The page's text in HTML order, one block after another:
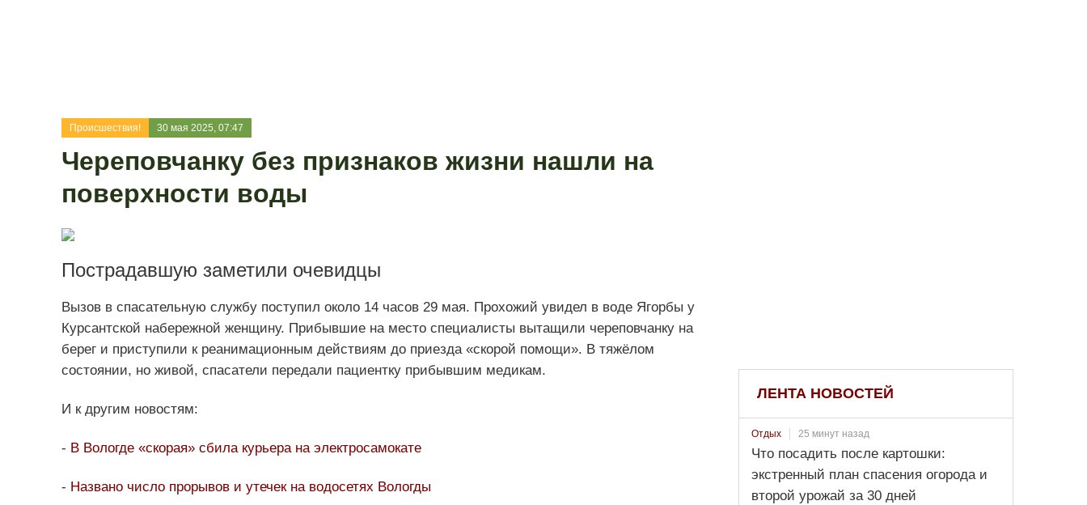
Происшествия! 30 мая 2025, 07:47
Череповчанку без признаков жизни нашли на
поверхности воды
Пострадавшую заметили очевидцы
Вызов в спасательную службу поступил около 14 часов 29 мая. Прохожий увидел в воде Ягорбы у
Курсантской набережной женщину. Прибывшие на место специалисты вытащили череповчанку на
берег и приступили к реанимационным действиям до приезда «скорой помощи». В тяжёлом
состоянии, но живой, спасатели передали пациентку прибывшим медикам.
И к другим новостям:
- В Вологде «скорая» сбила курьера на электросамокате
- Названо число прорывов и утечек на водосетях Вологды
ЛЕНТА НОВОСТЕЙ
Отдых 25 минут назад
Что посадить после картошки:
экстренный план спасения огорода и
второй урожай за 30 дней